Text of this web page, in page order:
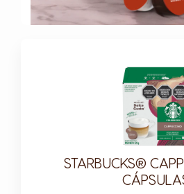
STARBUCKS®